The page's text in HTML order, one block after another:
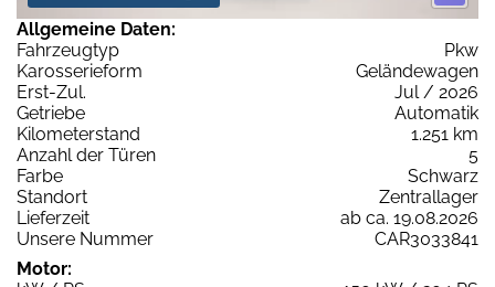
Allgemeine Daten:
Fahrzeugtyp
Pkw
Karosserieform
Geländewagen
Erst-Zul.
Jul / 2026
Getriebe
Automatik
Kilometerstand
1.251 km
Anzahl der Türen
5
Farbe
Schwarz
Standort
Zentrallager
Lieferzeit
ab ca. 19.08.2026
Unsere Nummer
CAR3033841
Motor: